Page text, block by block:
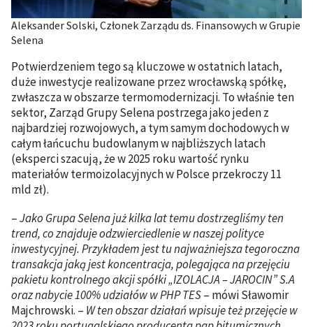
Aleksander Solski, Członek Zarządu ds. Finansowych w Grupie
Selena
Potwierdzeniem tego są kluczowe w ostatnich latach,
duże inwestycje realizowane przez wrocławską spółkę,
zwłaszcza w obszarze termomodernizacji. To właśnie ten
sektor, Zarząd Grupy Selena postrzega jako jeden z
najbardziej rozwojowych, a tym samym dochodowych w
całym łańcuchu budowlanym w najbliższych latach
(eksperci szacują, że w 2025 roku wartość rynku
materiałów termoizolacyjnych w Polsce przekroczy 11
mld zł).
–Jako Grupa Selena już kilka lat temu dostrzegliśmy ten
trend, co znajduje odzwierciedlenie w naszej polityce
inwestycyjnej.Przykładem jest tu najważniejsza tegoroczna
transakcja jaką jest koncentracja, polegająca na przejęciu
pakietu kontrolnego akcji spółki „IZOLACJA – JAROCIN” S.A
oraz nabycie 100% udziałów w PHP TES– mówi Sławomir
Majchrowski. – W ten obszar działań wpisuje też przejęcie w